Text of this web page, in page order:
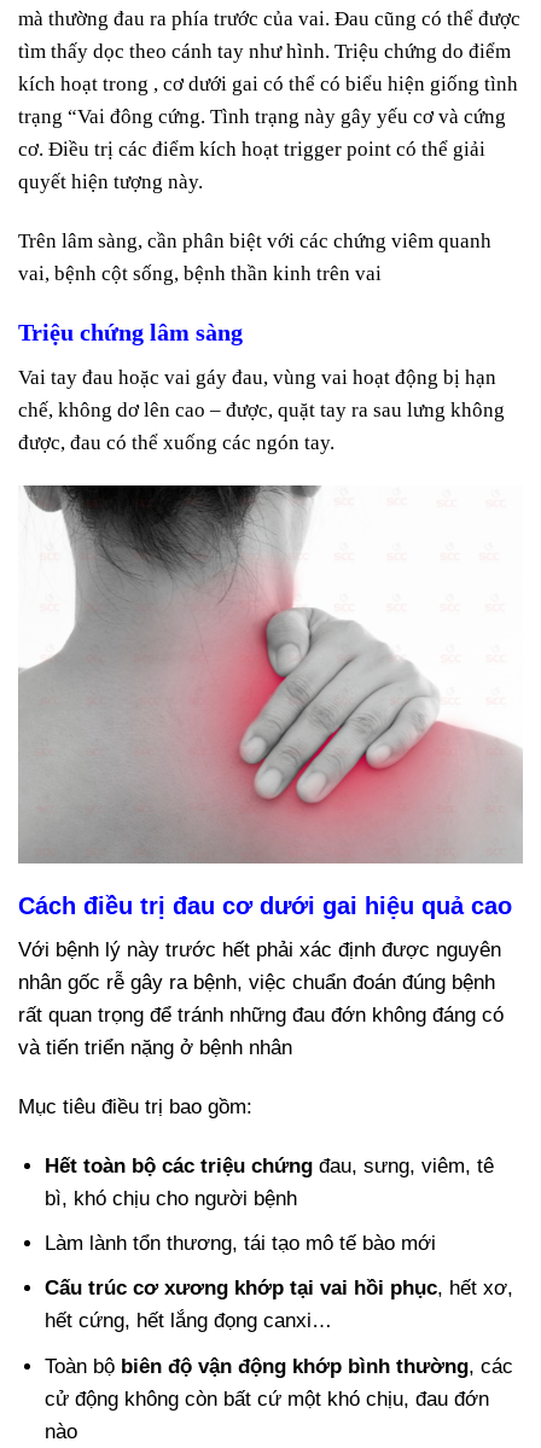
mà thường đau ra phía trước của vai. Đau cũng có thể được
tìm thấy dọc theo cánh tay như hình. Triệu chứng do điểm
kích hoạt trong , cơ dưới gai có thể có biểu hiện giống tình
trạng “Vai đông cứng. Tình trạng này gây yếu cơ và cứng
cơ. Điều trị các điểm kích hoạt trigger point có thể giải
quyết hiện tượng này.
Trên lâm sàng, cần phân biệt với các chứng viêm quanh
vai, bệnh cột sống, bệnh thần kinh trên vai
Triệu chứng lâm sàng
Vai tay đau hoặc vai gáy đau, vùng vai hoạt động bị hạn
chế, không dơ lên cao – được, quặt tay ra sau lưng không
được, đau có thể xuống các ngón tay.
Cách điều trị đau cơ dưới gai hiệu quả cao
Với bệnh lý này trước hết phải xác định được nguyên
nhân gốc rễ gây ra bệnh, việc chuẩn đoán đúng bệnh
rất quan trọng để tránh những đau đớn không đáng có
và tiến triển nặng ở bệnh nhân
Mục tiêu điều trị bao gồm:
Hết toàn bộ các triệu chứng đau, sưng, viêm, tê
bì, khó chịu cho người bệnh
Làm lành tổn thương, tái tạo mô tế bào mới
Cấu trúc cơ xương khớp tại vai hồi phục, hết xơ,
hết cứng, hết lắng đọng canxi…
Toàn bộ biên độ vận động khớp bình thường, các
cử động không còn bất cứ một khó chịu, đau đớn
nào